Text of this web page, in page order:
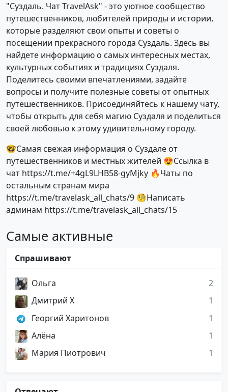
"Суздаль. Чат TravelAsk" - это уютное сообщество
путешественников, любителей природы и истории,
которые разделяют свои опыты и советы о
посещении прекрасного города Суздаль. Здесь вы
найдете информацию о самых интересных местах,
культурных событиях и традициях Суздаля.
Поделитесь своими впечатлениями, задайте
вопросы и получите полезные советы от опытных
путешественников. Присоединяйтесь к нашему чату,
чтобы открыть для себя магию Суздаля и поделиться
своей любовью к этому удивительному городу.
🤓Самая свежая информация о Суздале от
путешественников и местных жителей 😍Ссылка в
чат https://t.me/+4gL9LHB58-gyMjky 🔥Чаты по
остальным странам мира
https://t.me/travelask_all_chats/9 🧐Написать
админам https://t.me/travelask_all_chats/15
Самые активные
Спрашивают
Ольга
2
Дмитрий Х
1
Георгий Харитонов
1
Алёна
1
Мария Пиотрович
1